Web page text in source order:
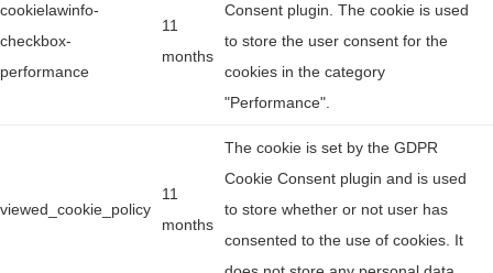
cookielawinfo-
checkbox-
performance
11
months
Consent plugin. The cookie is used
to store the user consent for the
cookies in the category
"Performance".
viewed_cookie_policy
11
months
The cookie is set by the GDPR
Cookie Consent plugin and is used
to store whether or not user has
consented to the use of cookies. It